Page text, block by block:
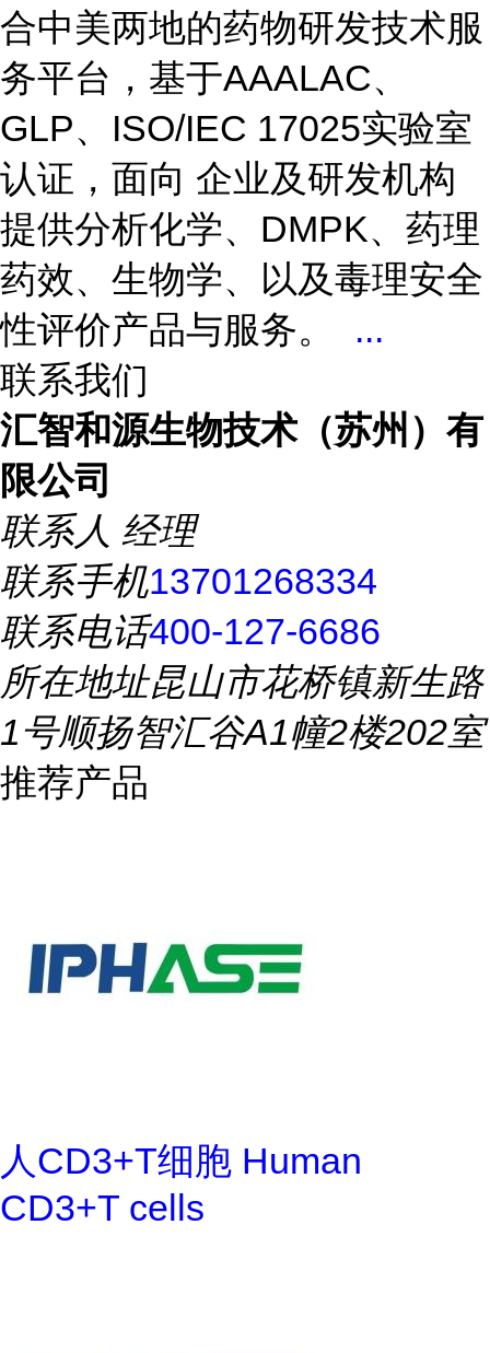
合中美两地的药物研发技术服
务平台，基于AAALAC、
GLP、ISO/IEC 17025实验室
认证，面向 企业及研发机构
提供分析化学、DMPK、药理
药效、生物学、以及毒理安全
性评价产品与服务。 ...
联系我们
汇智和源生物技术（苏州）有
限公司
联系人 经理
联系手机13701268334
联系电话400-127-6686
所在地址昆山市花桥镇新生路
1号顺扬智汇谷A1幢2楼202室
推荐产品
人CD3+T细胞 Human
CD3+T cells